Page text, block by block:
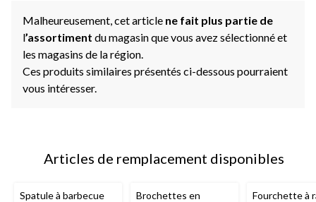
Malheureusement, cet article ne fait plus partie de
l’assortiment du magasin que vous avez sélectionné et
les magasins de la région.
Ces produits similaires présentés ci-dessous pourraient
vous intéresser.
Articles de remplacement disponibles
Spatule à barbecue
Brochettes en
Fourchette à